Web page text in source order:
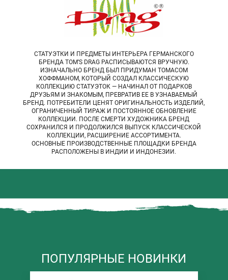
СТАТУЭТКИ И ПРЕДМЕТЫ ИНТЕРЬЕРА ГЕРМАНСКОГО
БРЕНДА TOM’S DRAG РАСПИСЫВАЮТСЯ ВРУЧНУЮ.
ИЗНАЧАЛЬНО БРЕНД БЫЛ ПРИДУМАН ТОМАСОМ
ХОФФМАНОМ, КОТОРЫЙ СОЗДАЛ КЛАССИЧЕСКУЮ
КОЛЛЕКЦИЮ СТАТУЭТОК — НАЧИНАЛ ОТ ПОДАРКОВ
ДРУЗЬЯМ И ЗНАКОМЫМ, ПРЕВРАТИВ ЕЕ В УЗНАВАЕМЫЙ
БРЕНД. ПОТРЕБИТЕЛИ ЦЕНЯТ ОРИГИНАЛЬНОСТЬ ИЗДЕЛИЙ,
ОГРАНИЧЕННЫЙ ТИРАЖ И ПОСТОЯННОЕ ОБНОВЛЕНИЕ
КОЛЛЕКЦИИ. ПОСЛЕ СМЕРТИ ХУДОЖНИКА БРЕНД
СОХРАНИЛСЯ И ПРОДОЛЖИЛСЯ ВЫПУСК КЛАССИЧЕСКОЙ
КОЛЛЕКЦИИ, РАСШИРЕНИЕ АССОРТИМЕНТА.
ОСНОВНЫЕ ПРОИЗВОДСТВЕННЫЕ ПЛОЩАДКИ БРЕНДА
РАСПОЛОЖЕНЫ В ИНДИИ И ИНДОНЕЗИИ.
ПОПУЛЯРНЫЕ НОВИНКИ